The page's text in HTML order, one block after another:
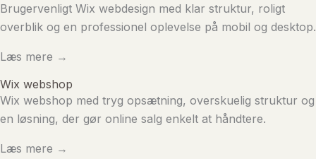
Brugervenligt Wix webdesign med klar struktur, roligt
overblik og en professionel oplevelse på mobil og desktop.
Læs mere →
Wix webshop
Wix webshop med tryg opsætning, overskuelig struktur og
en løsning, der gør online salg enkelt at håndtere.
Læs mere →